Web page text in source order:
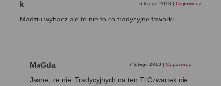
k 6 lutego 2013 Odpowiedz
Madziu wybacz ale to nie to co tradycyjne faworki
MaGda 7 lutego 2013 Odpowiedz
Jasne, ze nie. Tradycyjnych na ten Tl.Czwartek nie